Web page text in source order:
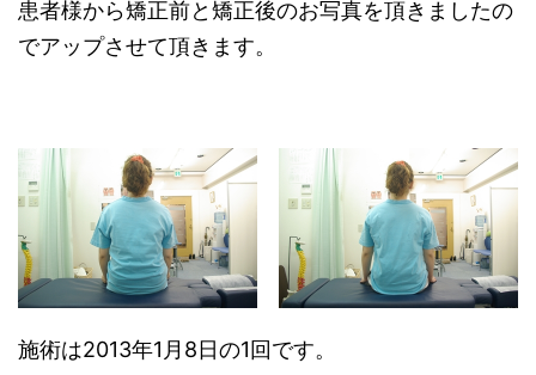
患者様から矯正前と矯正後のお写真を頂きましたの
でアップさせて頂きます。
施術は2013年1月8日の1回です。